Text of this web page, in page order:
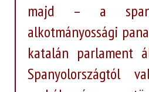
majd – a
alkotmányossági
katalán parlament
Spanyolországtól